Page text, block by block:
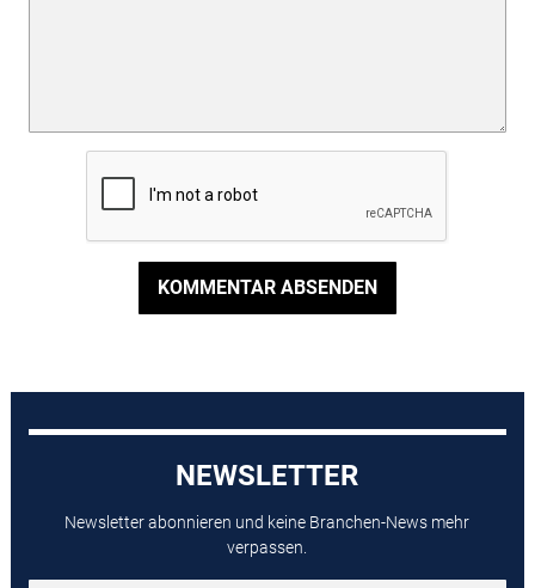
KOMMENTAR ABSENDEN
NEWSLETTER
Newsletter abonnieren und keine Branchen-News mehr
verpassen.